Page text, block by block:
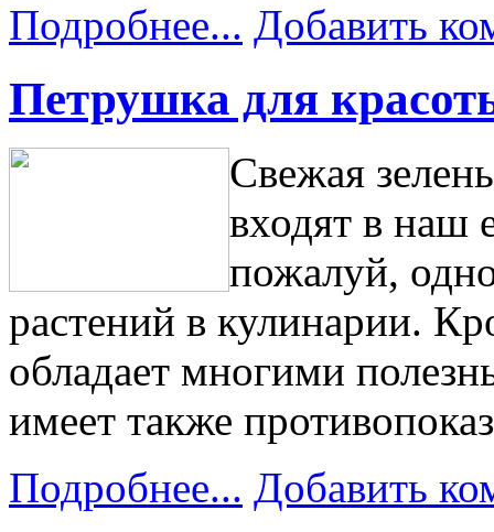
Подробнее... Добавить
Петрушка для
Свежая
входят в наш
пожалуй,
растений в кулинарии.
обладает многими
имеет также
Подробнее... Добавить